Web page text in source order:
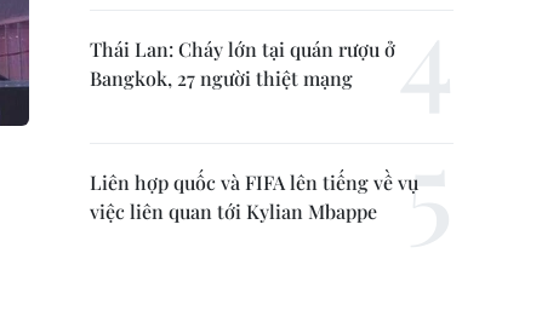
Thái Lan: Cháy lớn tại quán rượu ở
Bangkok, 27 người thiệt mạng
Liên hợp quốc và FIFA lên tiếng về vụ
việc liên quan tới Kylian Mbappe